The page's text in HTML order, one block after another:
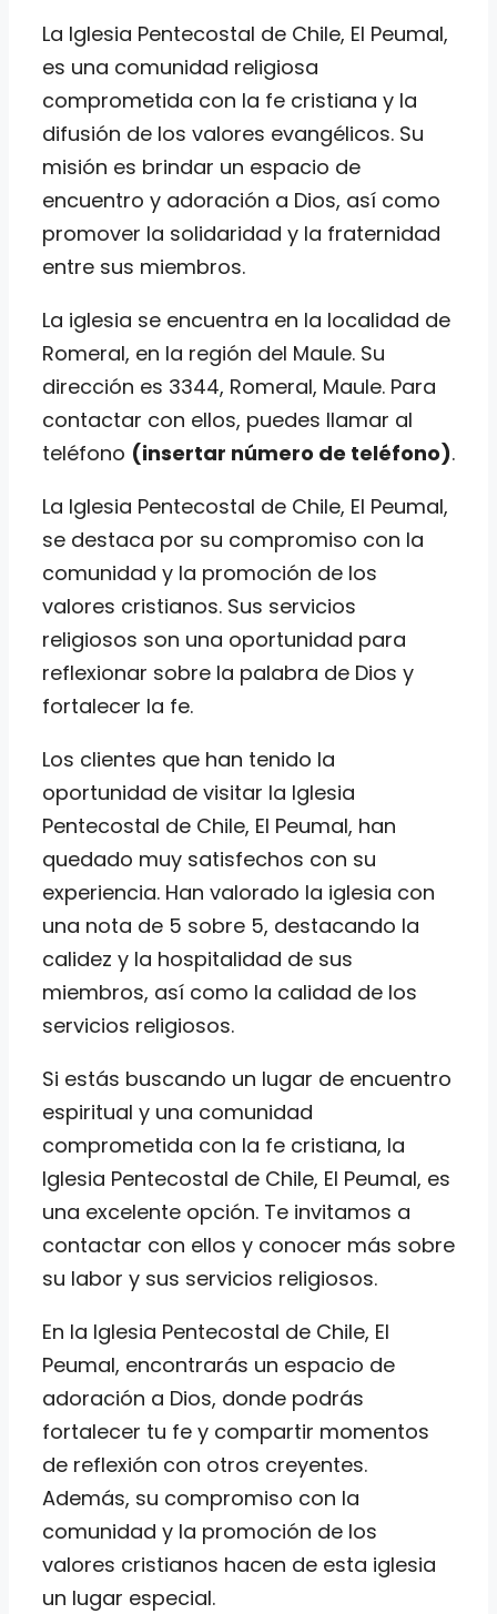
La Iglesia Pentecostal de Chile, El Peumal,
es una comunidad religiosa
comprometida con la fe cristiana y la
difusión de los valores evangélicos. Su
misión es brindar un espacio de
encuentro y adoración a Dios, así como
promover la solidaridad y la fraternidad
entre sus miembros.
La iglesia se encuentra en la localidad de
Romeral, en la región del Maule. Su
dirección es 3344, Romeral, Maule. Para
contactar con ellos, puedes llamar al
teléfono (insertar número de teléfono).
La Iglesia Pentecostal de Chile, El Peumal,
se destaca por su compromiso con la
comunidad y la promoción de los
valores cristianos. Sus servicios
religiosos son una oportunidad para
reflexionar sobre la palabra de Dios y
fortalecer la fe.
Los clientes que han tenido la
oportunidad de visitar la Iglesia
Pentecostal de Chile, El Peumal, han
quedado muy satisfechos con su
experiencia. Han valorado la iglesia con
una nota de 5 sobre 5, destacando la
calidez y la hospitalidad de sus
miembros, así como la calidad de los
servicios religiosos.
Si estás buscando un lugar de encuentro
espiritual y una comunidad
comprometida con la fe cristiana, la
Iglesia Pentecostal de Chile, El Peumal, es
una excelente opción. Te invitamos a
contactar con ellos y conocer más sobre
su labor y sus servicios religiosos.
En la Iglesia Pentecostal de Chile, El
Peumal, encontrarás un espacio de
adoración a Dios, donde podrás
fortalecer tu fe y compartir momentos
de reflexión con otros creyentes.
Además, su compromiso con la
comunidad y la promoción de los
valores cristianos hacen de esta iglesia
un lugar especial.